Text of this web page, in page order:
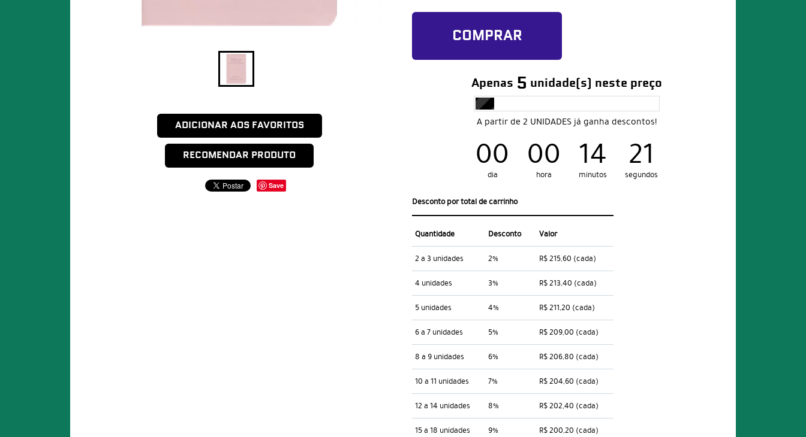
ADICIONAR AOS FAVORITOS
RECOMENDAR PRODUTO
Save
COMPRAR
Apenas 5 unidade(s) neste preço
A partir de 2 UNIDADES já ganha descontos!
00
dia 00
hora 14
minutos 20
segundos
Desconto por total de carrinho
Quantidade Desconto Valor
2 a 3 unidades 2% R$ 215,60 (cada)
4 unidades 3% R$ 213,40 (cada)
5 unidades 4% R$ 211,20 (cada)
6 a 7 unidades 5% R$ 209,00 (cada)
8 a 9 unidades 6% R$ 206,80 (cada)
10 a 11 unidades 7% R$ 204,60 (cada)
12 a 14 unidades 8% R$ 202,40 (cada)
15 a 18 unidades 9% R$ 200,20 (cada)